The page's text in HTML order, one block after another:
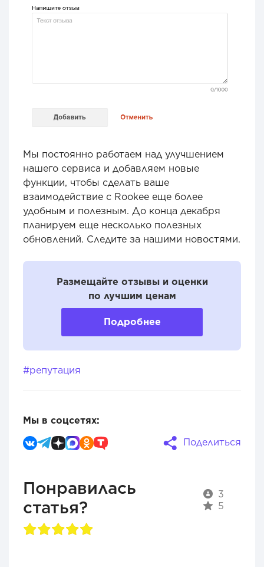
Мы постоянно работаем над улучшением
нашего сервиса и добавляем новые
функции, чтобы сделать ваше
взаимодействие с Rookee еще более
удобным и полезным. До конца декабря
планируем еще несколько полезных
обновлений. Следите за нашими новостями.
Размещайте отзывы и оценки
по лучшим ценам
Подробнее
#репутация
Мы в соцсетях:
Поделиться
Понравилась
статья?
3
5